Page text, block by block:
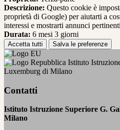
Descrizione: Questo cookie è
proprietà di Google) per aiutarti a
interessi e mostrarti annunci
Durata: 6 mesi 3 giorni
Accetta tutti Salva le preferenze
Istituto
Luxemburg di Milano
Contatti
Istituto Istruzione Superiore G.
Milano